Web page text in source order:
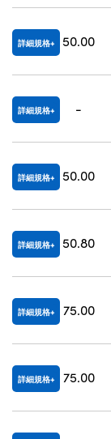
詳細規格 50.00
詳細規格 -
詳細規格 50.00
詳細規格 50.80
詳細規格 75.00
詳細規格 75.00